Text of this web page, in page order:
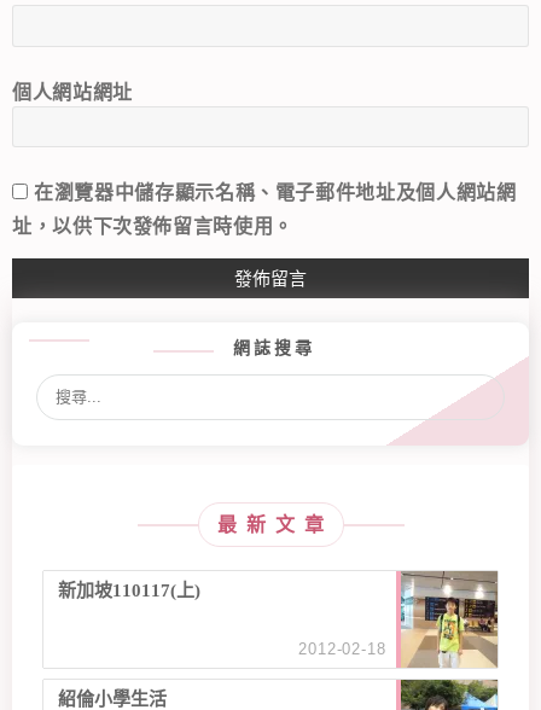
個人網站網址
在瀏覽器中儲存顯示名稱、電子郵件地址及個人網站網
址，以供下次發佈留言時使用。
網誌搜尋
最新文章
新加坡110117(上)
2012-02-18
紹倫小學生活